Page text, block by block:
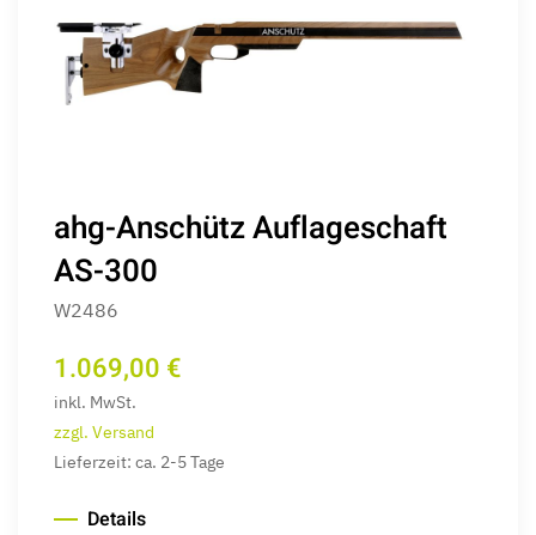
ahg-Anschütz Auflageschaft
AS-300
W2486
1.069,00 €
inkl. MwSt.
zzgl. Versand
Lieferzeit: ca. 2-5 Tage
Details